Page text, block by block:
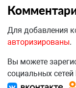
Для добавления
авторизированы.
Вы можете
социальных